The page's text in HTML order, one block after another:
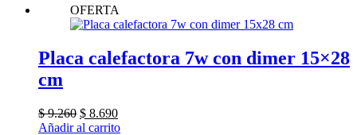
$ 1.720
$ 6.150
múltiples
Las
opciones
OFERTA
Placa calefactora 7w con dimer 15×28
cm
$9.260 El
precio
$ 8.690El
precio
Añadir al carrito